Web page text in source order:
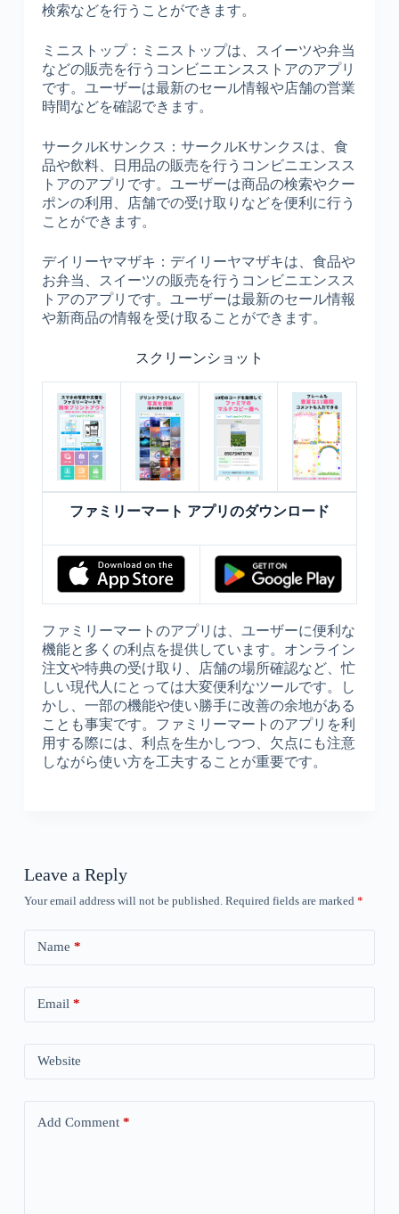
検索などを行うことができます。
ミニストップ：ミニストップは、スイーツや弁当
などの販売を行うコンビニエンスストアのアプリ
です。ユーザーは最新のセール情報や店舗の営業
時間などを確認できます。
サークルKサンクス：サークルKサンクスは、食
品や飲料、日用品の販売を行うコンビニエンスス
トアのアプリです。ユーザーは商品の検索やクー
ポンの利用、店舗での受け取りなどを便利に行う
ことができます。
デイリーヤマザキ：デイリーヤマザキは、食品や
お弁当、スイーツの販売を行うコンビニエンスス
トアのアプリです。ユーザーは最新のセール情報
や新商品の情報を受け取ることができます。
スクリーンショット
ファミリーマート アプリのダウンロード
ファミリーマートのアプリは、ユーザーに便利な
機能と多くの利点を提供しています。オンライン
注文や特典の受け取り、店舗の場所確認など、忙
しい現代人にとっては大変便利なツールです。し
かし、一部の機能や使い勝手に改善の余地がある
ことも事実です。ファミリーマートのアプリを利
用する際には、利点を生かしつつ、欠点にも注意
しながら使い方を工夫することが重要です。
Leave a Reply
Your email address will not be published. Required fields are marked *
Name *
Email*
Website
Add Comment*